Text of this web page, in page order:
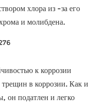
хлора из -за его
и молибдена.
к коррозии
в коррозии. Как и
он податлен и легко